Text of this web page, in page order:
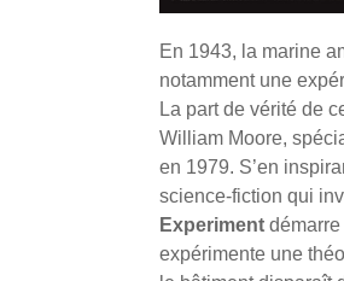
En 1943, la marine
notamment une
La part de vérité de
William Moore,
en 1979. S’en
science-fiction qui
Experiment
expérimente une